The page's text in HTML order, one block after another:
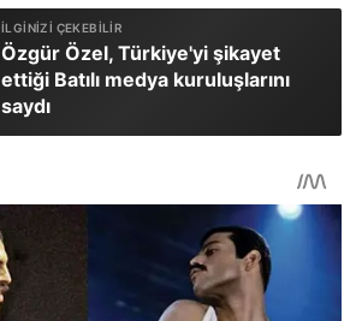
Özgür Özel, Türkiye'yi şikayet
ettiği Batılı medya kuruluşlarını
saydı